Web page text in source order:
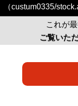
（custum0335/
これが
ご覧いた